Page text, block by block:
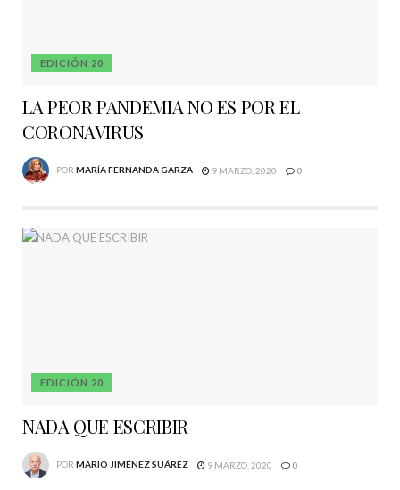
EDICIÓN 20
LA PEOR PANDEMIA NO ES POR EL
CORONAVIRUS
POR MARÍA FERNANDA GARZA 9 MARZO, 2020 0
EDICIÓN 20
NADA QUE ESCRIBIR
POR MARIO JIMÉNEZ SUÁREZ 9 MARZO, 2020 0